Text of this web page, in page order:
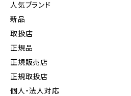
人気ブランド
新品
取扱店
正規品
正規販売店
正規取扱店
個人・法人対応